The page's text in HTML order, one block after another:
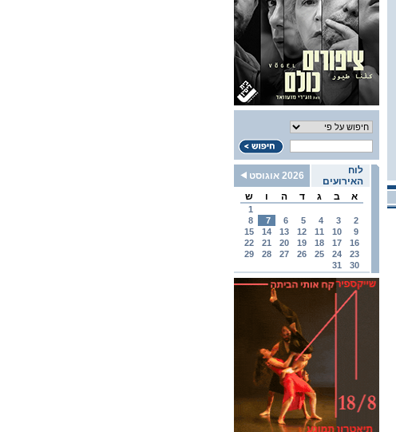
לוח
האירועים
2026 אוגוסט
א
ב ג ד ה ו ש
1
2
3
4
5
6
7
8
9
10
11
12
13
14
15
16
17
18
19
20
21
22
23
24
25
26
27
28
29
30
31